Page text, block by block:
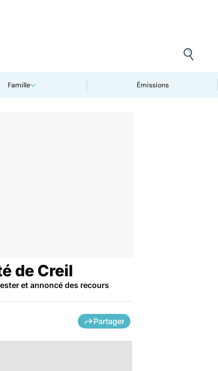
Famille Émissions
de Creil
et annoncé des recours
Partager